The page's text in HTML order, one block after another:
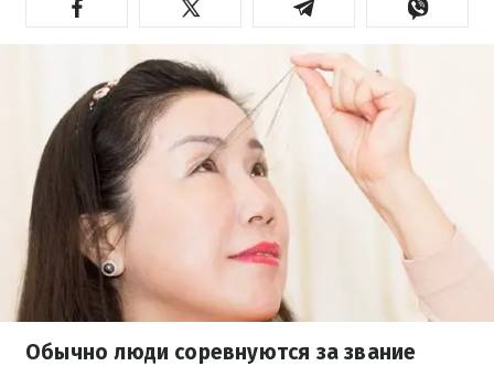
Обычно люди соревнуются за звание